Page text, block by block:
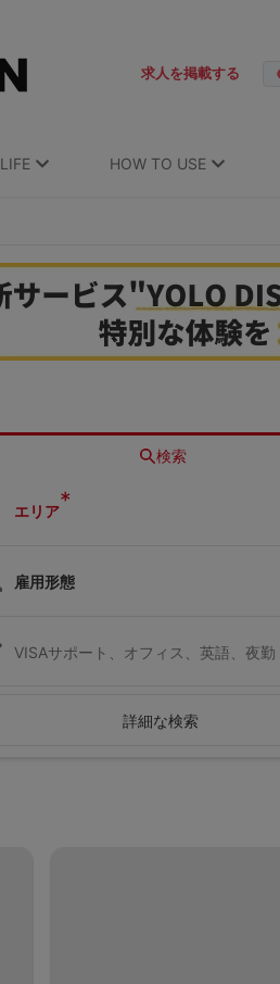
求人を掲載する
LIFE HOW TO USE
検索
エリア*
雇用形態
VISAサポート、オフィス、英語、夜勤
詳細な検索